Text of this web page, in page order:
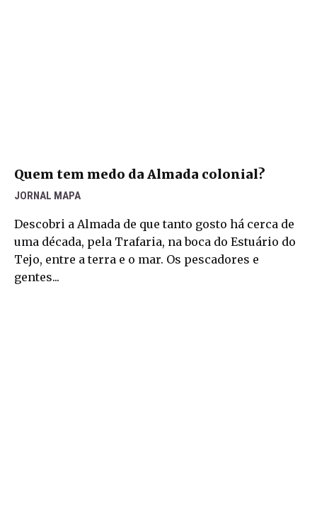
Quem tem medo da Almada colonial?
JORNAL MAPA
Descobri a Almada de que tanto gosto há cerca de
uma década, pela Trafaria, na boca do Estuário do
Tejo, entre a terra e o mar. Os pescadores e
gentes...